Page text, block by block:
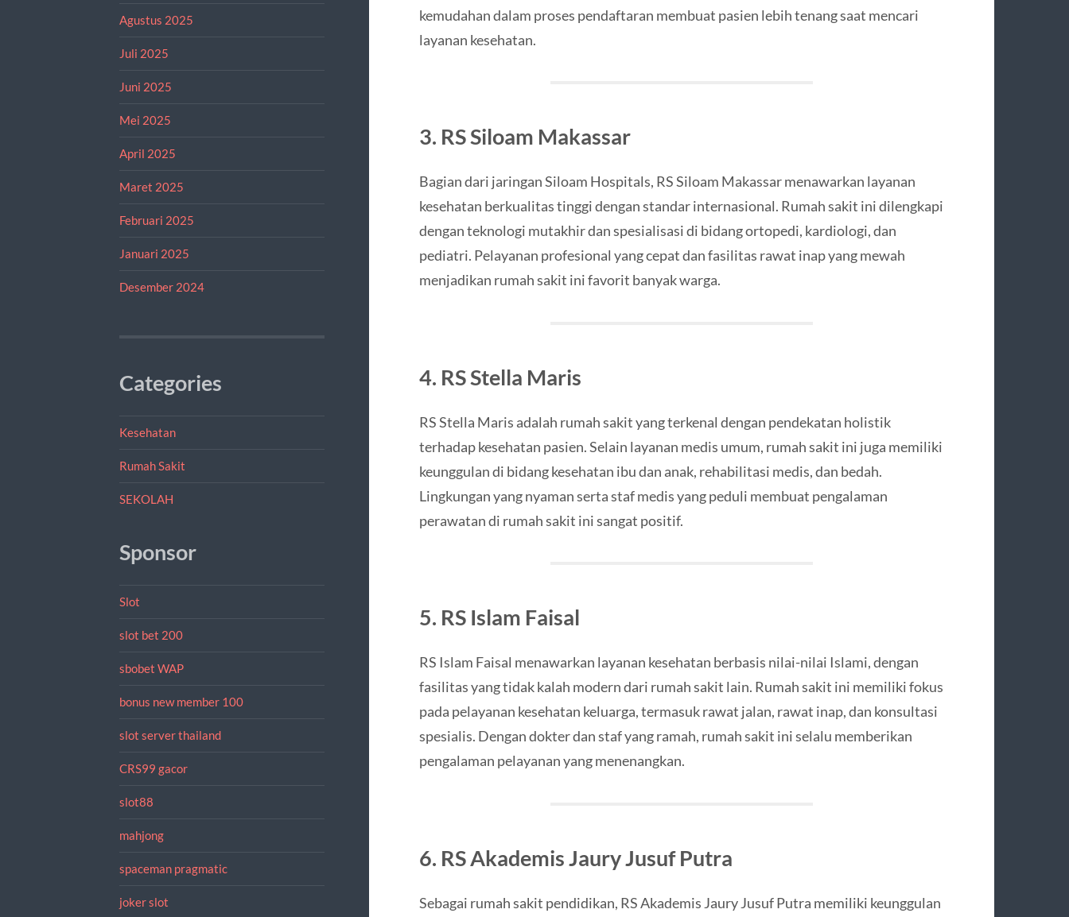
Agustus 2025
Juli 2025
Juni 2025
Mei 2025
April 2025
Maret 2025
Februari 2025
Januari 2025
Desember 2024
Categories
Kesehatan
Rumah Sakit
SEKOLAH
Sponsor
Slot
slot bet 200
sbobet WAP
bonus new member 100
slot server thailand
CRS99 gacor
slot88
mahjong
spaceman pragmatic
joker slot
kemudahan dalam proses pendaftaran membuat pasien lebih tenang saat mencari
layanan kesehatan.
3. RS Siloam Makassar
Bagian dari jaringan Siloam Hospitals, RS Siloam Makassar menawarkan layanan
kesehatan berkualitas tinggi dengan standar internasional. Rumah sakit ini dilengkapi
dengan teknologi mutakhir dan spesialisasi di bidang ortopedi, kardiologi, dan
pediatri. Pelayanan profesional yang cepat dan fasilitas rawat inap yang mewah
menjadikan rumah sakit ini favorit banyak warga.
4. RS Stella Maris
RS Stella Maris adalah rumah sakit yang terkenal dengan pendekatan holistik
terhadap kesehatan pasien. Selain layanan medis umum, rumah sakit ini juga memiliki
keunggulan di bidang kesehatan ibu dan anak, rehabilitasi medis, dan bedah.
Lingkungan yang nyaman serta staf medis yang peduli membuat pengalaman
perawatan di rumah sakit ini sangat positif.
5. RS Islam Faisal
RS Islam Faisal menawarkan layanan kesehatan berbasis nilai-nilai Islami, dengan
fasilitas yang tidak kalah modern dari rumah sakit lain. Rumah sakit ini memiliki fokus
pada pelayanan kesehatan keluarga, termasuk rawat jalan, rawat inap, dan konsultasi
spesialis. Dengan dokter dan staf yang ramah, rumah sakit ini selalu memberikan
pengalaman pelayanan yang menenangkan.
6. RS Akademis Jaury Jusuf Putra
Sebagai rumah sakit pendidikan, RS Akademis Jaury Jusuf Putra memiliki keunggulan